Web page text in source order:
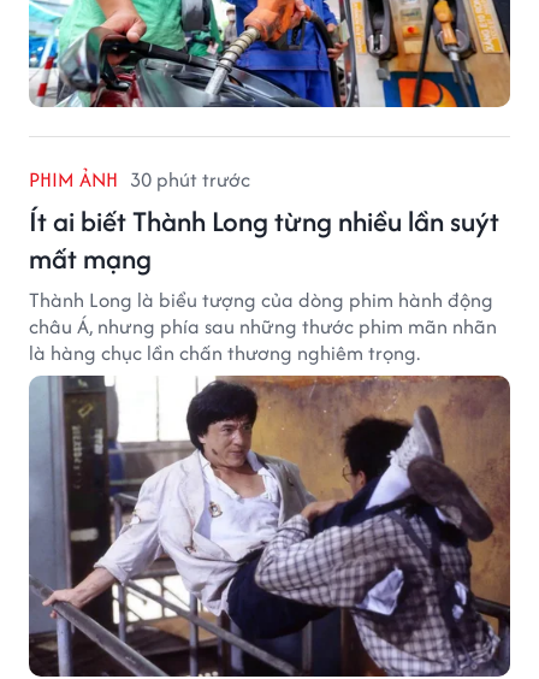
PHIM ẢNH 30 phút trước
Ít ai biết Thành Long từng nhiều lần suýt
mất mạng
Thành Long là biểu tượng của dòng phim hành động
châu Á, nhưng phía sau những thước phim mãn nhãn
là hàng chục lần chấn thương nghiêm trọng.